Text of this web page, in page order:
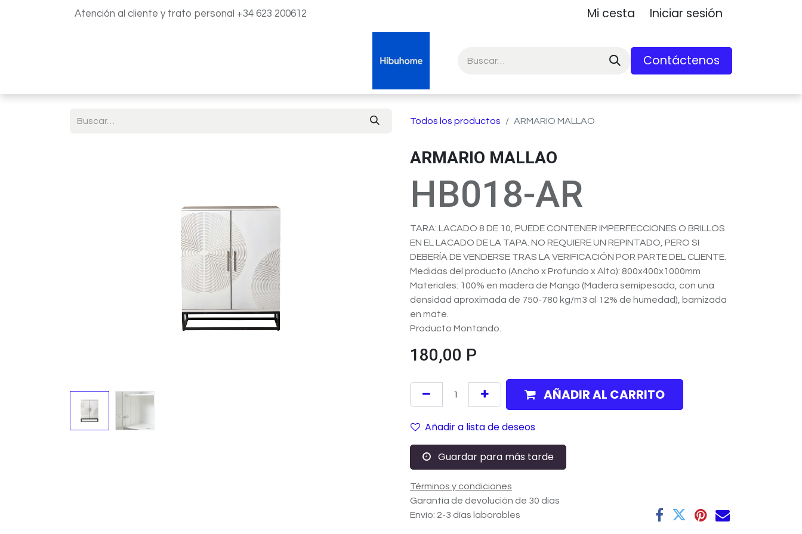
Atención al cliente y trato personal +34 623 200612 Mi cesta Iniciar sesión
Contáctenos
Todos los productos ARMARIO MALLAO
ARMARIO MALLAO
HB018-AR
TARA: LACADO 8 DE 10, PUEDE CONTENER IMPERFECCIONES O BRILLOS
EN EL LACADO DE LA TAPA. NO REQUIERE UN REPINTADO, PERO SI
DEBERÍA DE VENDERSE TRAS LA VERIFICACIÓN POR PARTE DEL CLIENTE.
Medidas del producto (Ancho x Profundo x Alto): 800x400x1000mm
Materiales: 100% en madera de Mango (Madera semipesada, con una
densidad aproximada de 750-780 kg/m3 al 12% de humedad), barnizada
en mate.
Producto Montando.
180,00 P
AÑADIR AL CARRITO
Añadir a lista de deseos
Guardar para más tarde
Términos y condiciones
Garantía de devolución de 30 días
Envío: 2-3 días laborables